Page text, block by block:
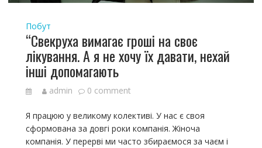
Побут
“Свекруха вимагає гроші на своє
лікування. А я не хочу їх давати, нехай
інші допомагають
admin 0 comment
Я працюю у великому колективі. У нас є своя
сформована за довгі роки компанія. Жіноча
компанія. У перерві ми часто збираємося за чаєм і